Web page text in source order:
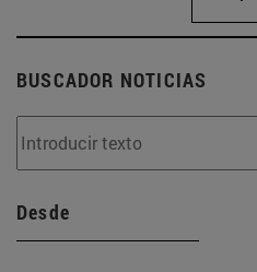
BUSCADOR NOTICIAS
Desde